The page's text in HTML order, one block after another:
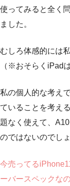
使ってみると全く
ました。
むしろ体感的には
（※おそらくiPad
私の個人的な考え
ていることを考え
題なく使えて、
のではないのでし
今売ってる
ーバースペックな